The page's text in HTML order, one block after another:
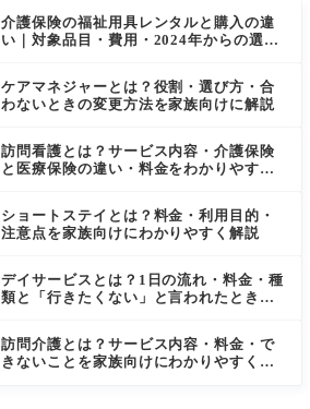
介護保険の福祉用具レンタルと購入の違
い｜対象品目・費用・2024年からの選択
ケアマネジャーとは？役割・選び方・合
わないときの変更方法を家族向けに解説
訪問看護とは？サービス内容・介護保険
と医療保険の違い・料金をわかりやすく
ショートステイとは？料金・利用目的・
注意点を家族向けにわかりやすく解説
デイサービスとは？1日の流れ・料金・種
類と「行きたくない」と言われたときの
訪問介護とは？サービス内容・料金・で
きないことを家族向けにわかりやすく解